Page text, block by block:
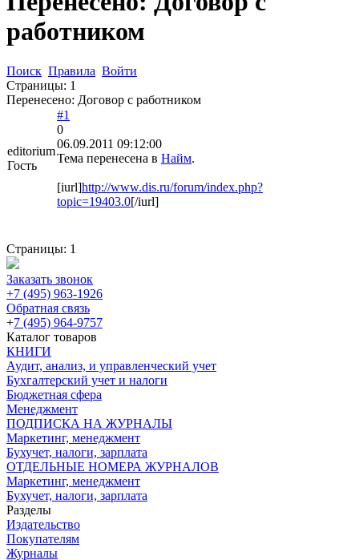
работником
Поиск Правила Войти
Страницы: 1
Перенесено: Договор с работником
editorium
Гость
#1
0
06.09.2011 09:12:00
Тема перенесена в Найм.
[iurl]http://www.dis.ru/forum/index.php?
topic=19403.0[/iurl]
Страницы: 1
Заказать звонок
+7 (495) 963-1926
Обратная связь
+7 (495) 964-9757
Каталог товаров
КНИГИ
Аудит, анализ, и управленческий учет
Бухгалтерский учет и налоги
Бюджетная сфера
Менеджмент
ПОДПИСКА НА ЖУРНАЛЫ
Маркетинг, менеджмент
Бухучет, налоги, зарплата
ОТДЕЛЬНЫЕ НОМЕРА ЖУРНАЛОВ
Маркетинг, менеджмент
Бухучет, налоги, зарплата
Разделы
Издательство
Покупателям
Журналы